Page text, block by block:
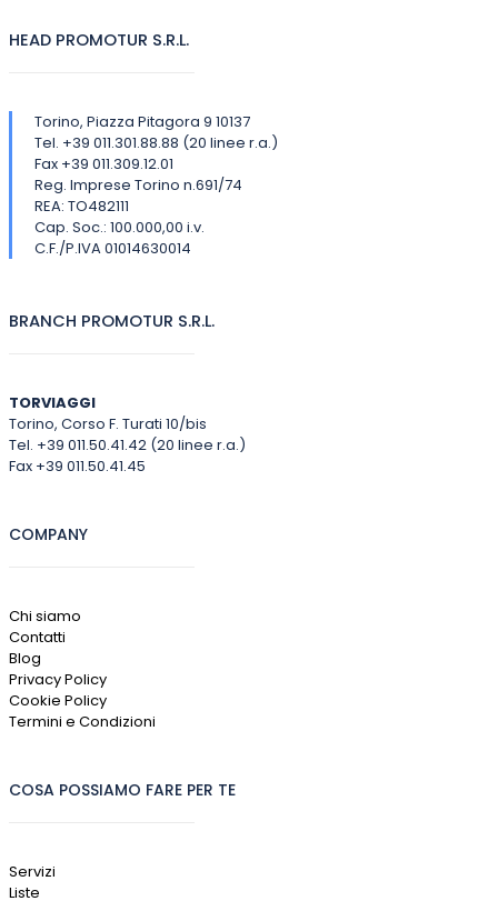
HEAD PROMOTUR S.R.L.
Torino, Piazza Pitagora 9 10137
Tel. +39 011.301.88.88 (20 linee r.a.)
Fax +39 011.309.12.01
Reg. Imprese Torino n.691/74
REA: TO482111
Cap. Soc.: 100.000,00 i.v.
C.F./P.IVA 01014630014
BRANCH PROMOTUR S.R.L.
TORVIAGGI
Torino, Corso F. Turati 10/bis
Tel. +39 011.50.41.42 (20 linee r.a.)
Fax +39 011.50.41.45
COMPANY
Chi siamo
Contatti
Blog
Privacy Policy
Cookie Policy
Termini e Condizioni
COSA POSSIAMO FARE PER TE
Servizi
Liste